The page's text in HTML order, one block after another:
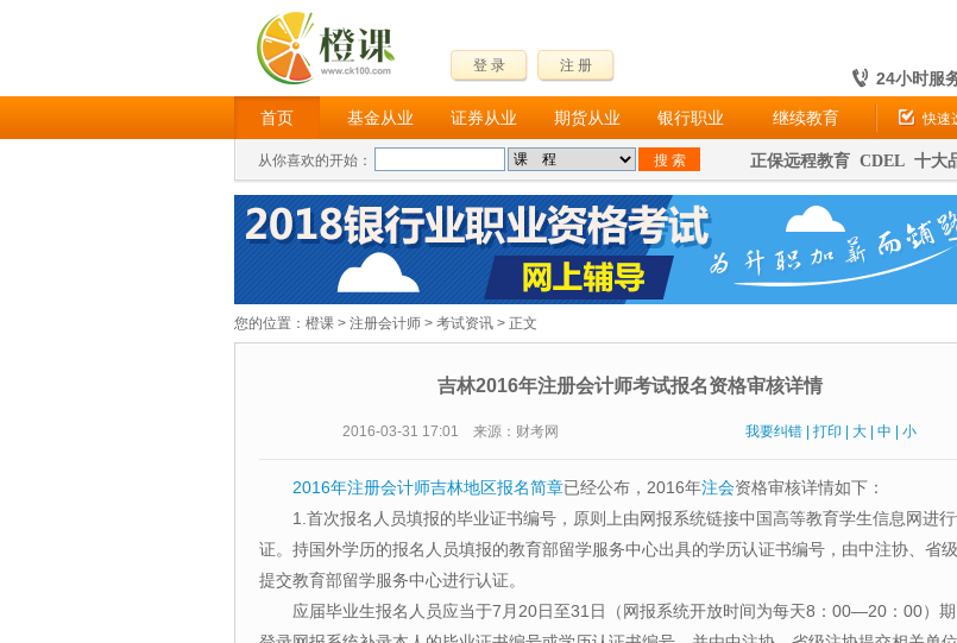
登 录 注 册
24小时服
首页 基金从业 证券从业 期货从业 银行职业 继续教育 快速
从你喜欢的开始： 正保远程教育 CDEL 十大
您的位置： 橙课 > 注册会计师 > 考试资讯 > 正文
吉林2016年注册会计师考试报名资格审核详情
2016-03-31 17:01 来源：财考网 我要纠错 打印 大 中 小
2016年注册会计师吉林地区报名简章已经公布，2016年注会资格审核详情如下：
1.首次报名人员填报的毕业证书编号，原则上由网报系统链接中国高等教育学生信息网进行
证。持国外学历的报名人员填报的教育部留学服务中心出具的学历认证书编号，由中注协、省
提交教育部留学服务中心进行认证。
应届毕业生报名人员应当于7月20日至31日（网报系统开放时间为每天8：00—20：00）期